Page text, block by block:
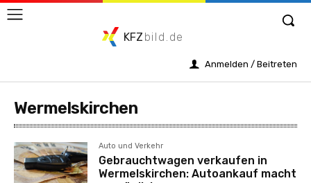
KFZ bild.de
Anmelden / Beitreten
Wermelskirchen
Auto und Verkehr
Gebrauchtwagen verkaufen in
Wermelskirchen: Autoankauf macht